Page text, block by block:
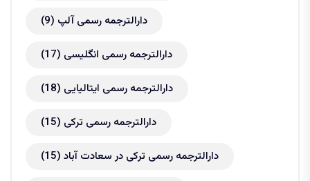
دارالترجمه رسمی آلپ (9)
دارالترجمه رسمی انگلیسی (17)
دارالترجمه رسمی ایتالیایی (18)
دارالترجمه رسمی ترکی (15)
دارالترجمه رسمی ترکی در سعادت آباد (15)